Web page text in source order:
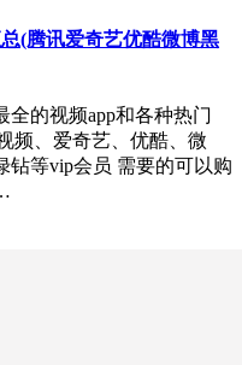
(腾讯爱奇艺优酷微博黑
全的视频app和各种热门
频、爱奇艺、优酷、微
钻等vip会员 需要的可以购